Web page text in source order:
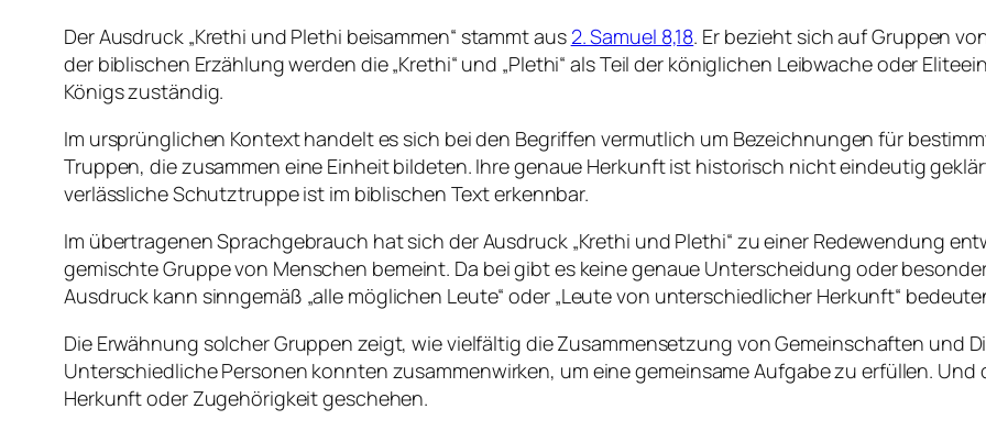
Der Ausdruck „Krethi und Plethi beisammen“ stammt aus 2. Samuel 8,18. Er bezieht sich auf Gruppen
der biblischen Erzählung werden die „Krethi“ und „Plethi“ als Teil der königlichen Leibwache oder
Königs zuständig.
Im ursprünglichen Kontext handelt es sich bei den Begriffen vermutlich um Bezeichnungen für
Truppen, die zusammen eine Einheit bildeten. Ihre genaue Herkunft ist historisch nicht eindeutig
verlässliche Schutztruppe ist im biblischen Text erkennbar.
Im übertragenen Sprachgebrauch hat sich der Ausdruck „Krethi und Plethi“ zu einer Redewendung
gemischte Gruppe von Menschen bemeint. Da bei gibt es keine genaue Unterscheidung oder
Ausdruck kann sinngemäß „alle möglichen Leute“ oder „Leute von unterschiedlicher Herkunft“
Die Erwähnung solcher Gruppen zeigt, wie vielfältig die Zusammensetzung von Gemeinschaften und
Unterschiedliche Personen konnten zusammenwirken, um eine gemeinsame Aufgabe zu erfüllen.
Herkunft oder Zugehörigkeit geschehen.